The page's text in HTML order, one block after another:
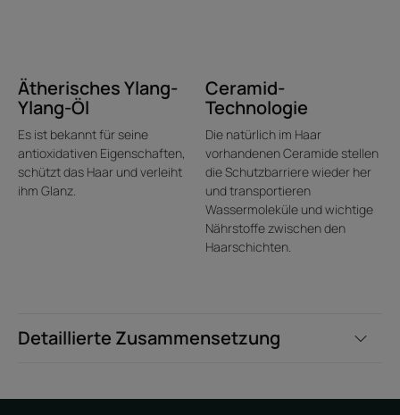
widerspenstigste Haar sofort. Das Haar ist weicher,
seidiger und leichter zu stylen.
Umhüllende Textur: Angereichert mit Shea, bändigt die
Formulierung das Haar und hüllt es in einen betörenden
Duft.
Detaillierte Zusammensetzung
Ätherisches Ylang-
Ylang-Öl
Es ist bekannt für seine
antioxidativen Eigenschaften,
schützt das Haar und verleiht
ihm Glanz.
Ceramid-
Technologie
Die natürlich im Haar
vorhandenen Ceramide stellen
die Schutzbarriere wieder her
und transportieren
Wassermoleküle und wichtige
Nährstoffe zwischen den
Haarschichten.